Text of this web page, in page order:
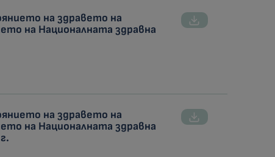
на здравето на
на Националната здравна
на здравето на
на Националната здравна